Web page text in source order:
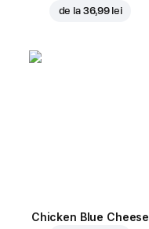
de la 36,99 lei
Chicken Blue Cheese